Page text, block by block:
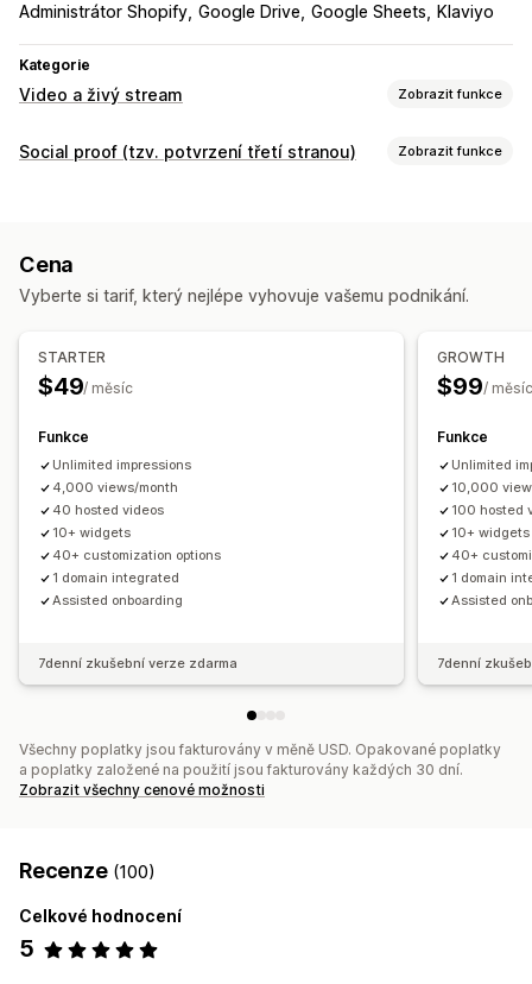
Administrátor Shopify Google Drive Google Sheets Klaviyo
Kategorie
Video a živý stream Zobrazit funkce
Správa videí
Přizpůsobení
Šablony videí
Import videí Videopozadí
Video přehrávač
Karusely Responzivní design pro mobilní zařízení
Social proof (tzv. potvrzení třetí stranou) Zobrazit funkce
Analytika
Cena
Vyberte si tarif, který nejlépe vyhovuje vašemu podnikání.
STARTER
$49/ měsíc
Funkce
Unlimited impressions
4,000 views/month
40 hosted videos
10+ widgets
40+ customization options
1 domain integrated
Assisted onboarding
7denní zkušební verze zdarma
GROWTH
$99/ měsíc
Funkce
Unlimited
10,000
100 hosted
10+ widgets
40+
1 domain
Assisted
7denní
Všechny poplatky jsou fakturovány v měně USD. Opakované poplatky
a poplatky založené na použití jsou fakturovány každých 30 dní.
Zobrazit všechny cenové možnosti
Recenze (100)
Celkové hodnocení
5